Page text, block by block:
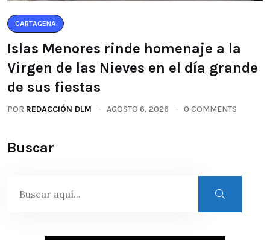
CARTAGENA
Islas Menores rinde homenaje a la
Virgen de las Nieves en el día grande
de sus fiestas
POR REDACCIÓN DLM AGOSTO 6, 2026 0 COMMENTS
Buscar